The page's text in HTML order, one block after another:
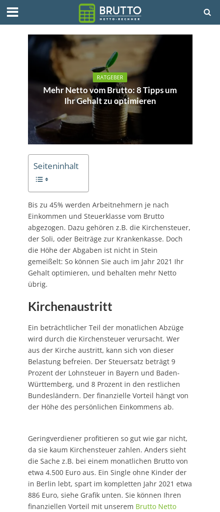
RATGEBER
Mehr Netto vom Brutto: 8 Tipps um
Ihr Gehalt zu optimieren
Seiteninhalt
Bis zu 45% werden Arbeitnehmern je nach
Einkommen und Steuerklasse vom Brutto
abgezogen. Dazu gehören z.B. die Kirchensteuer,
der Soli, oder Beiträge zur Krankenkasse. Doch
die Höhe der Abgaben ist nicht in Stein
gemeißelt: So können Sie auch im Jahr 2021 Ihr
Gehalt optimieren, und behalten mehr Netto
übrig.
Kirchenaustritt
Ein beträchtlicher Teil der monatlichen Abzüge
wird durch die Kirchensteuer verursacht. Wer
aus der Kirche austritt, kann sich von dieser
Belastung befreien. Der Steuersatz beträgt 9
Prozent der Lohnsteuer in Bayern und Baden-
Württemberg, und 8 Prozent in den restlichen
Bundesländern. Der finanzielle Vorteil hängt von
der Höhe des persönlichen Einkommens ab.
Geringverdiener profitieren so gut wie gar nicht,
da sie kaum Kirchensteuer zahlen. Anders sieht
die Sache z.B. bei einem monatlichen Brutto von
etwa 4.500 Euro aus. Ein Single ohne Kinder der
in Berlin lebt, spart im kompletten Jahr 2021 etwa
886 Euro, siehe Grafik unten. Sie können Ihren
finanziellen Vorteil mit unserem Brutto Netto